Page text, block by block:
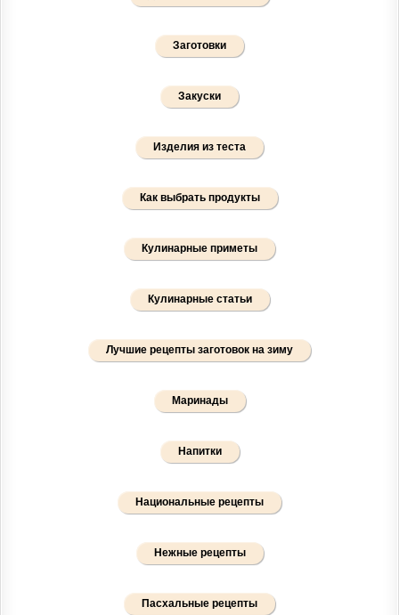
Заготовки
Закуски
Изделия из теста
Как выбрать продукты
Кулинарные приметы
Кулинарные статьи
Лучшие рецепты заготовок на зиму
Маринады
Напитки
Национальные рецепты
Нежные рецепты
Пасхальные рецепты